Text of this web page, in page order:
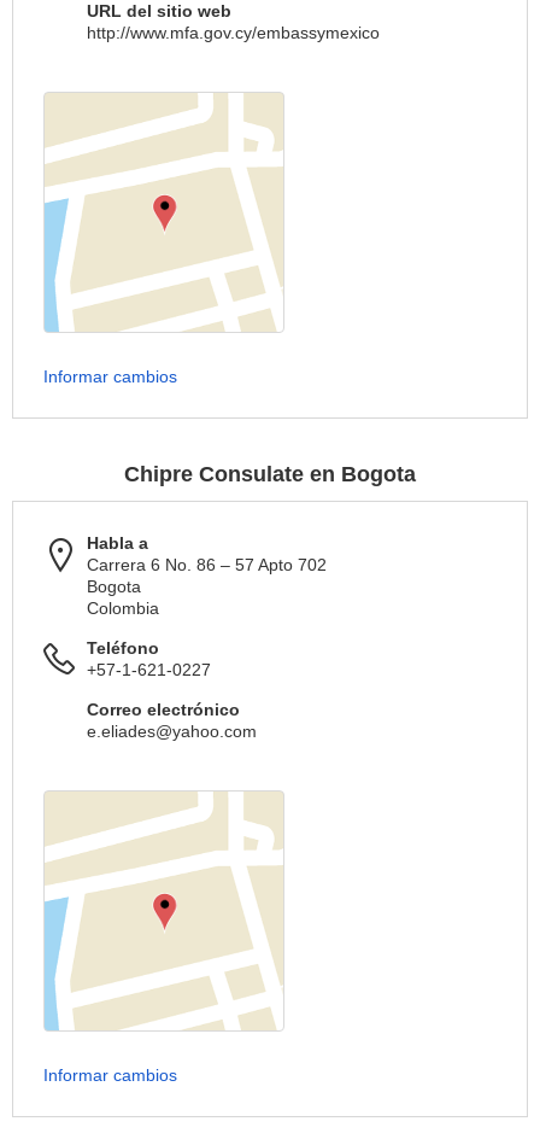
URL del sitio web
http://www.mfa.gov.cy/embassymexico
Informar cambios
Chipre Consulate en Bogota
Habla a
Carrera 6 No. 86 – 57 Apto 702
Bogota
Colombia
Teléfono
+57-1-621-0227
Correo electrónico
e.eliades@yahoo.com
Informar cambios